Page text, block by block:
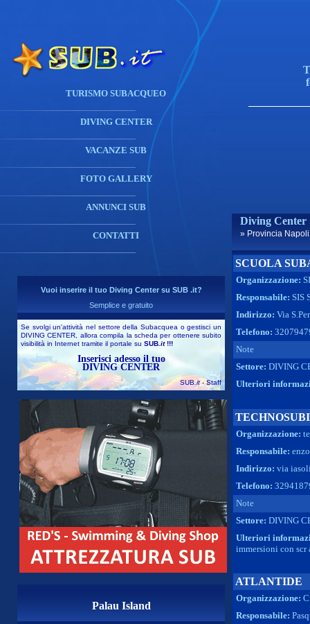
TURISMO SUBACQUEO
DIVING CENTER
VACANZE SUB
FOTO GALLERY
ANNUNCI SUB
CONTATTI
Vuoi inserire il tuo Diving Center su SUB .it?
Semplice e gratuito
Se svolgi un'attività nel settore della Subacquea o gestisci un
DIVING CENTER, allora compila la scheda per ottenere subito
visibilità in Internet tramite il portale su SUB .it!!!
Inserisci adesso il tuo
DIVING CENTER
SUB.it- Staff
Palau Island
Diving Center
» Provincia Napoli
SCUOLA
Organizzazione:
Responsabile: SIS
Indirizzo: Via
Telefono:
Note
Settore: DIVING
Ulteriori
Organizzazione:
Responsabile:
Indirizzo: via
Telefono:
Note
Settore: DIVING
Ulteriori
immersioni con
ATLANTIDE
Organizzazione:
Responsabile: